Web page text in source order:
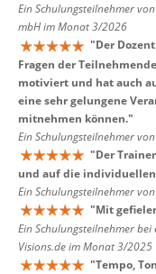
Ein Schulungsteilnehmer
mbH im Monat 3/2026
"Der
Fragen der
motiviert und hat auch
eine sehr gelungene
mitnehmen können."
Ein Schulungsteilnehmer
"Der
und auf die
Ein Schulungsteilnehmer
"Mit
Ein Schulungsteilnehmer
Visions.de im Monat 3/2025
"Tempo,